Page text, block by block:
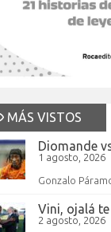
MÁS VISTOS
Diomande
1 agosto, 2026
Gonzalo
Vini, ojalá
2 agosto, 2026